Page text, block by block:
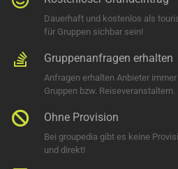
Dauerhaft und kostenlos als
für Gruppen sichbar sein!
Gruppenanfragen erhalten
Anfragen erhalten Anbieter
Gruppen bzw. Reiseveranstaltern.
Ohne Provision
Bei groupedia gibt es keine
und direkt!